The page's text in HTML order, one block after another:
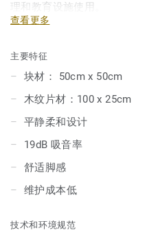
理和教育设施使用。
弱效果（19dB）和良好的脚下
商标的 Top Clean XP 涂层处
护成本。
此外，该系列还提供卷材版本
足多样化的安装需求
查看更多
主要特征
块材： 50cm x 50cm
木纹片材：100 x 25cm
平静柔和设计
19dB 吸音率
舒适脚感
维护成本低
技术和环境规范